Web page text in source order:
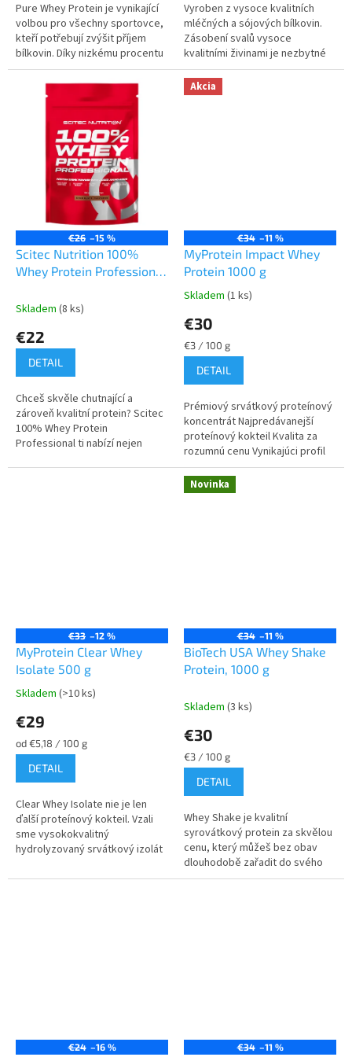
Pure Whey Protein je vynikající
volbou pro všechny sportovce,
kteří potřebují zvýšit příjem
bílkovin. Díky nizkému procentu
sacharidů protein
doporučujeme i v dietní fázi.
Vyroben z vysoce kvalitních
mléčných a sójových bílkovin.
Zásobení svalů vysoce
kvalitními živinami je nezbytné
pro jejich normální funkci, růst a
udržování svalové hmoty.
Tento...
€26 –15 %
Scitec Nutrition 100%
Whey Protein Professional
Skladem (8 ks)
€22
DETAIL
Chceš skvěle chutnající a
zároveň kvalitní protein? Scitec
100% Whey Protein
Professional ti nabízí nejen
Akcia
€34 –11 %
MyProtein Impact Whey
Protein 1000 g
Priemerné
produktu
je
5,0
5
hviezdičiek.
Skladem (1 ks)
€30
Jednotková
cena:
€3 / 100 g
DETAIL
Prémiový srvátkový proteínový
koncentrát Najpredávanejší
proteínový kokteil Kvalita za
rozumnú cenu Vynikajúci profil
aminokyselín Ideálny na
budovanie a obnovu
svalového...
€33 –12 %
MyProtein Clear Whey
Isolate 500 g
Priemerné
produktu
je
5,0
5
hviezdičiek.
Skladem (>10 ks)
€29
Jednotková
cena:
od €5,18 / 100 g
DETAIL
Clear Whey Isolate nie je len
ďalší proteínový kokteil. Vzali
sme vysokokvalitný
hydrolyzovaný srvátkový izolát
osviežujúcu alternatívu, ktorá je
Novinka
€34 –11 %
BioTech USA Whey Shake
Protein, 1000 g
Skladem (3 ks)
€30
Jednotková
cena:
€3 / 100 g
DETAIL
Whey Shake je kvalitní
syrovátkový protein za skvělou
cenu, který můžeš bez obav
dlouhodobě zařadit do svého
jídelníčku. Každá porce
€24 –16 % €34 –11 %